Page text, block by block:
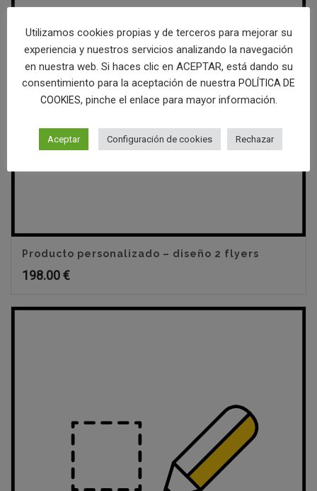
Producto personalizado – diseño 2 flyers
198.00€
Utilizamos cookies propias y de terceros para mejorar su
experiencia y nuestros servicios analizando la navegación
en nuestra web. Si haces clic en ACEPTAR, está dando su
consentimiento para la aceptación de nuestra POLÍTICA DE
COOKIES, pinche el enlace para mayor información.
Aceptar Configuración de cookies Rechazar